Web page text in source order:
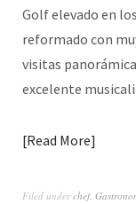
Golf elevado en
reformado con
visitas
excelente
Read More
Filed underchef,